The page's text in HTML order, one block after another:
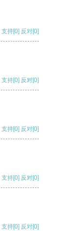
支持[0] 反对[0]
支持[0] 反对[0]
支持[0] 反对[0]
支持[0] 反对[0]
支持[0] 反对[0]